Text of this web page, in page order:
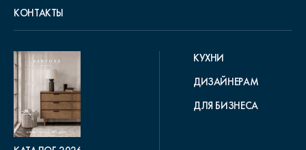
КОНТАКТЫ
КУХНИ
ДИЗАЙНЕРАМ
ДЛЯ БИЗНЕСА